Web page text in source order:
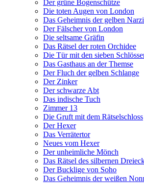
Der grüne Bogenschütze
Die toten Augen von London
Das Geheimnis der gelben
Der Fälscher von London
Die seltsame Gräfin
Das Rätsel der roten Orchidee
Die Tür mit den sieben
Das Gasthaus an der Themse
Der Fluch der gelben Schlange
Der Zinker
Der schwarze Abt
Das indische Tuch
Zimmer 13
Die Gruft mit dem Rätselschloss
Der Hexer
Das Verrätertor
Neues vom Hexer
Der unheimliche Mönch
Das Rätsel des silbernen
Der Bucklige von Soho
Das Geheimnis der weißen